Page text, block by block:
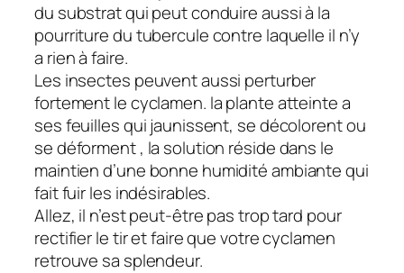
du substrat qui peut conduire aussi à la
pourriture du tubercule contre laquelle il n’y
a rien à faire.
Les insectes peuvent aussi perturber
fortement le cyclamen. la plante atteinte a
ses feuilles qui jaunissent, se décolorent ou
se déforment , la solution réside dans le
maintien d’une bonne humidité ambiante qui
fait fuir les indésirables.
Allez, il n’est peut-être pas trop tard pour
rectifier le tir et faire que votre cyclamen
retrouve sa splendeur.